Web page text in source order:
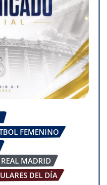
FEMENINO
REAL MADRID
DEL DÍA